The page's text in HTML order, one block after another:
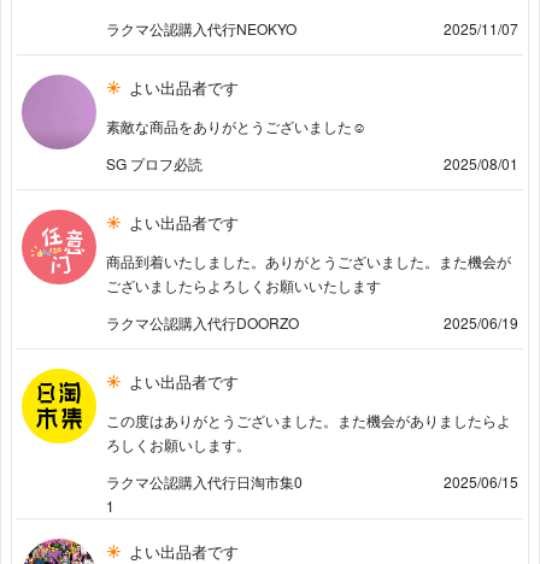
ラクマ公認購入代行NEOKYO
2025/11/07
よい出品者です
素敵な商品をありがとうございました☺︎
SG プロフ必読
2025/08/01
よい出品者です
商品到着いたしました。ありがとうございました。また機会が
ございましたらよろしくお願いいたします
ラクマ公認購入代行DOORZO
2025/06/19
よい出品者です
この度はありがとうございました。また機会がありましたらよ
ろしくお願いします。
ラクマ公認購入代行日淘市集0
1
2025/06/15
よい出品者です